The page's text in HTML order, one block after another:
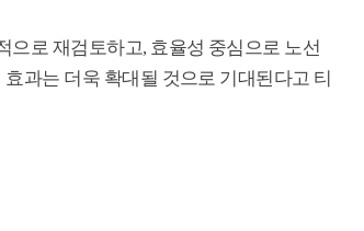
으로 재검토하고, 효율성 중심으로 노선
과는 더욱 확대될 것으로 기대된다고 티